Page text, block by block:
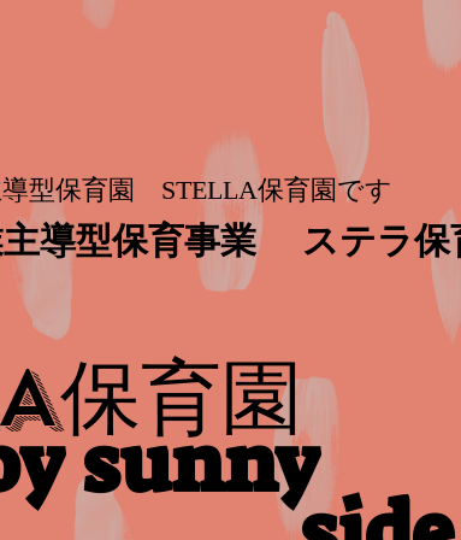
型保育園 STELLA保育園です
導型保育事業 ステラ保
保育園
sunny